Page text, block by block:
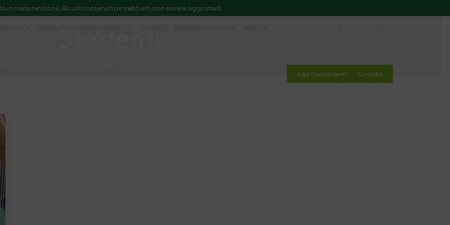
in manutenzione. Alcuni contenuti potrebbero non essere aggiornati.
Area Contribuenti Contatti